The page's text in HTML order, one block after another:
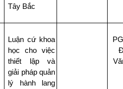
Tây Bắc
Luận cứ khoa
học cho việc
thiết lập và
giải pháp quản
lý hành lang